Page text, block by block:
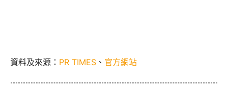
資料及來源： PR TIMES 、 官方網站